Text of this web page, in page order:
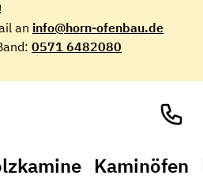
an info@horn-ofenbau.de
0571 6482080
Kaminöfen